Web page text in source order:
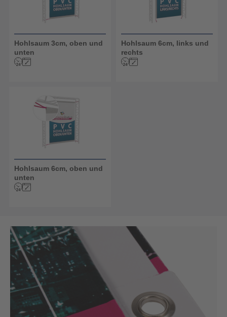
Hohlsaum 3cm, oben und
unten
Hohlsaum 6cm, links und
rechts
Hohlsaum 6cm, oben und
unten